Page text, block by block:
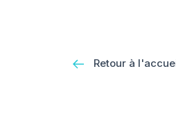
Retour à